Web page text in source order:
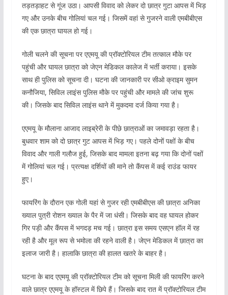
तड़तड़ाहट से गूंज उठा। आपसी विवाद को लेकर दो छात्र गुटा आपस में भिड़
गए और उनके बीच गोलियां चल गई। जिसमें वहां से गुजरने वाली एमबीबीएस
की एक छात्रा घायल हो गई।
गोली चलने की सूचना पर एएमयू की प्रॉक्टोरियल टीम तत्काल मौके पर
पहुंची और घायल छात्रा को जेएन मेडिकल कालेज में भर्ती कराया। इसके
साथ ही पुलिस को सूचना दी। घटना की जानकारी पर सीओ क्राइम सुमन
कनौजिया, सिविल लाइंस पुलिस मौके पर पहुंची और मामले की जांच शुरू
की। जिसके बाद सिविल लाइंस थाने में मुकदमा दर्ज किया गया है।
एएमयू के मौलाना आजाद लाइब्रेरी के पीछे छात्राओं का जमावड़ा रहता है।
बुधवार शाम को दो छात्र गुट आपस में भिड़ गए। पहले दोनों पक्षों के बीच
विवाद और गाली गलौज हुई, जिसके बाद मामला इतना बढ़ गया कि दोनों पक्षों
में गोलियां चल गई। प्रत्यक्ष दर्शियों की माने तो कैंपस में कई राउंड फायर
हुए।
फायरिंग के दौरान एक गोली यहां से गुजर रही एमबीबीएस की छात्रा अनिका
ख्याल पुत्री रोशन ख्याल के पैर में जा धंसी। जिसके बाद वह घायल होकर
गिर पड़ी और कैंपस में भगदड़ मच गई। छात्रा इस समय एसएन हॉल में रह
रही है और मूल रूप से भमोला की रहने वाली है। जेएन मेडिकल में छात्रा का
इलाज जारी है। हालाकि छात्रा की हालत खतरे के बाहर है।
घटना के बाद एएमयू की प्रॉक्टोरियल टीम को सूचना मिली की फायरिंग करने
वाले छात्र एएमयू के हॉस्टल में छिपे हैं। जिसके बाद रात में प्रॉक्टोरियल टीम